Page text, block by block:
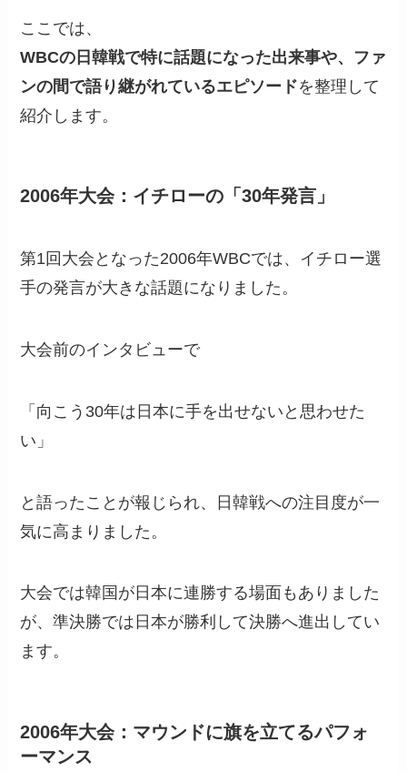
ここでは、
WBCの日韓戦で特に話題になった出来事や、ファ
ンの間で語り継がれているエピソードを整理して
紹介します。
2006年大会：イチローの「30年発言」
第1回大会となった2006年WBCでは、イチロー選
手の発言が大きな話題になりました。
大会前のインタビューで
「向こう30年は日本に手を出せないと思わせた
い」
と語ったことが報じられ、日韓戦への注目度が一
気に高まりました。
大会では韓国が日本に連勝する場面もありました
が、準決勝では日本が勝利して決勝へ進出してい
ます。
2006年大会：マウンドに旗を立てるパフォ
ーマンス